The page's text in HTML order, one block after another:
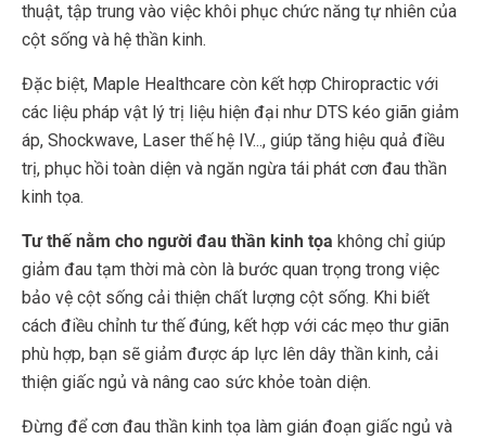
thuật, tập trung vào việc khôi phục chức năng tự nhiên của
cột sống và hệ thần kinh.
Đặc biệt, Maple Healthcare còn kết hợp Chiropractic với
các liệu pháp vật lý trị liệu hiện đại như DTS kéo giãn giảm
áp, Shockwave, Laser thế hệ IV..., giúp tăng hiệu quả điều
trị, phục hồi toàn diện và ngăn ngừa tái phát cơn đau thần
kinh tọa.
Tư thế nằm cho người đau thần kinh tọa không chỉ giúp
giảm đau tạm thời mà còn là bước quan trọng trong việc
bảo vệ cột sống cải thiện chất lượng cột sống. Khi biết
cách điều chỉnh tư thế đúng, kết hợp với các mẹo thư giãn
phù hợp, bạn sẽ giảm được áp lực lên dây thần kinh, cải
thiện giấc ngủ và nâng cao sức khỏe toàn diện.
Đừng để cơn đau thần kinh tọa làm gián đoạn giấc ngủ và